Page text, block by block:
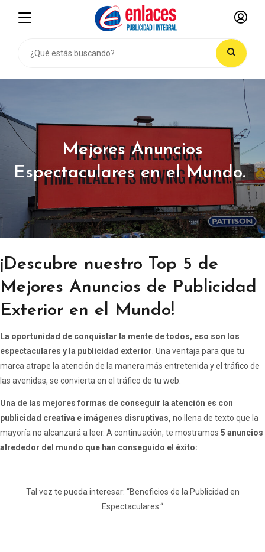
Mejores Anuncios
Espectaculares en el Mundo.
¡Descubre nuestro Top 5 de
Mejores Anuncios de Publicidad
Exterior en el Mundo!
La oportunidad de conquistar la mente de todos, eso son los
espectaculares y la publicidad exterior. Una ventaja para que tu
marca atrape la atención de la manera más entretenida y el tráfico de
las avenidas, se convierta en el tráfico de tu web.
Una de las mejores formas de conseguir la atención es con
publicidad creativa e imágenes disruptivas, no llena de texto que la
mayoría no alcanzará a leer. A continuación, te mostramos 5 anuncios
alrededor del mundo que han conseguido el éxito:
Tal vez te pueda interesar: “Beneficios de la Publicidad en
Espectaculares.“